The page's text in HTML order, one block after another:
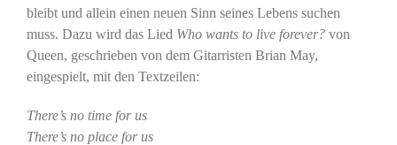
bleibt und allein einen neuen Sinn seines Lebens suchen
muss. Dazu wird das Lied Who wants to live forever?von
Queen, geschrieben von dem Gitarristen Brian May,
eingespielt, mit den Textzeilen:
There’s no time for us
There’s no place for us